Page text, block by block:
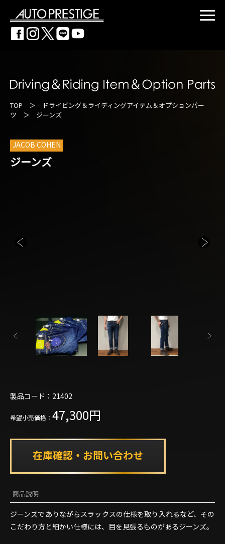
TOP ＞
ドライビング＆ライディングアイテム＆オプションパー
ツ ＞ ジーンズ
JACOB COHEN
ジーンズ
製品コード：21402
希望小売価格： 47,300円
商品説明
ジーンズでありながらスラックスの仕様を取り入れるなど、その
こだわり方と細かい仕様には、目を見張るものがあるジーンズ。